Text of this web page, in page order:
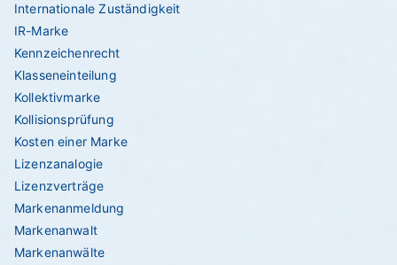
Internationale Zuständigkeit
IR-Marke
Kennzeichenrecht
Klasseneinteilung
Kollektivmarke
Kollisionsprüfung
Kosten einer Marke
Lizenzanalogie
Lizenzverträge
Markenanmeldung
Markenanwalt
Markenanwälte